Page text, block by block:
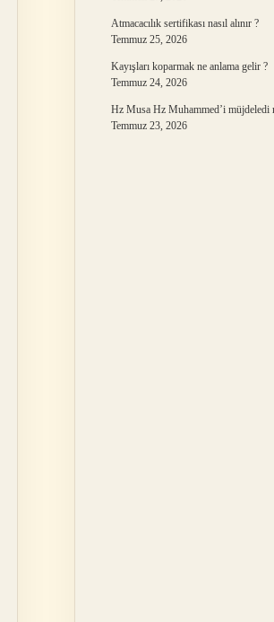
Atmacacılık sertifikası nasıl alınır ?
Temmuz 25, 2026
Kayışları koparmak ne anlama gelir ?
Temmuz 24, 2026
Hz Musa Hz Muhammed’i müjdeledi
Temmuz 23, 2026